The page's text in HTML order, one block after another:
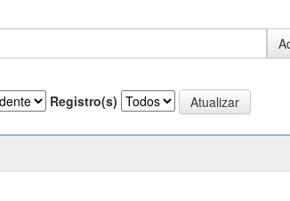
Registro(s)